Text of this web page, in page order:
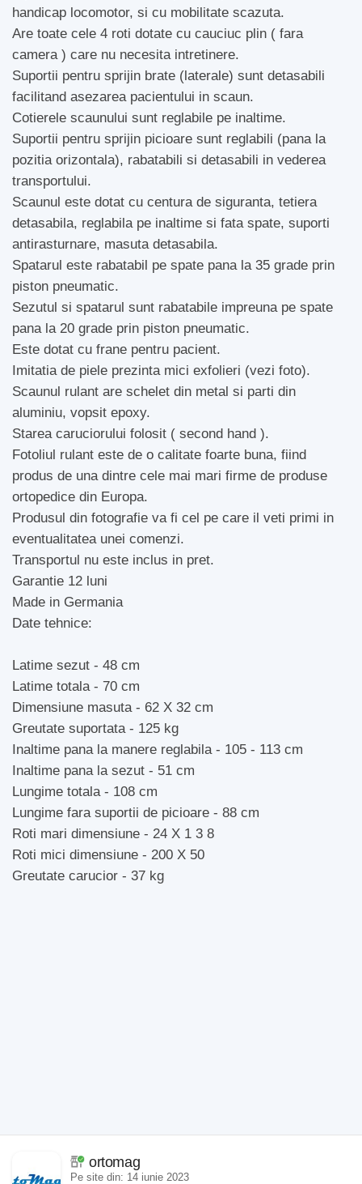
handicap locomotor, si cu mobilitate scazuta.
Are toate cele 4 roti dotate cu cauciuc plin ( fara
camera ) care nu necesita intretinere.
Suportii pentru sprijin brate (laterale) sunt detasabili
facilitand asezarea pacientului in scaun.
Cotierele scaunului sunt reglabile pe inaltime.
Suportii pentru sprijin picioare sunt reglabili (pana la
pozitia orizontala), rabatabili si detasabili in vederea
transportului.
Scaunul este dotat cu centura de siguranta, tetiera
detasabila, reglabila pe inaltime si fata spate, suporti
antirasturnare, masuta detasabila.
Spatarul este rabatabil pe spate pana la 35 grade prin
piston pneumatic.
Sezutul si spatarul sunt rabatabile impreuna pe spate
pana la 20 grade prin piston pneumatic.
Este dotat cu frane pentru pacient.
Imitatia de piele prezinta mici exfolieri (vezi foto).
Scaunul rulant are schelet din metal si parti din
aluminiu, vopsit epoxy.
Starea caruciorului folosit ( second hand ).
Fotoliul rulant este de o calitate foarte buna, fiind
produs de una dintre cele mai mari firme de produse
ortopedice din Europa.
Produsul din fotografie va fi cel pe care il veti primi in
eventualitatea unei comenzi.
Transportul nu este inclus in pret.
Garantie 12 luni
Made in Germania
Date tehnice:
Latime sezut - 48 cm
Latime totala - 70 cm
Dimensiune masuta - 62 X 32 cm
Greutate suportata - 125 kg
Inaltime pana la manere reglabila - 105 - 113 cm
Inaltime pana la sezut - 51 cm
Lungime totala - 108 cm
Lungime fara suportii de picioare - 88 cm
Roti mari dimensiune - 24 X 1 3 8
Roti mici dimensiune - 200 X 50
Greutate carucior - 37 kg
ortomag
Pe site din: 14 iunie 2023